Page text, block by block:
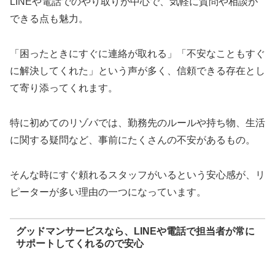
できる点も魅力。
「困ったときにすぐに連絡が取れる」「不安なこともすぐ
に解決してくれた」という声が多く、信頼できる存在とし
て寄り添ってくれます。
特に初めてのリゾバでは、勤務先のルールや持ち物、生活
に関する疑問など、事前にたくさんの不安があるもの。
そんな時にすぐ頼れるスタッフがいるという安心感が、リ
ピーターが多い理由の一つになっています。
グッドマンサービスなら、LINEや電話で担当者が常に
サポートしてくれるので安心